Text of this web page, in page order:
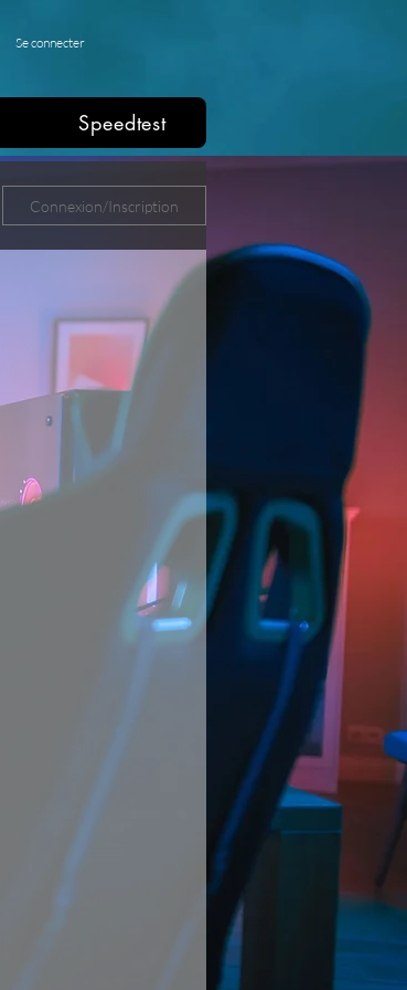
Se connecter
Speedtest
Connexion/Inscription